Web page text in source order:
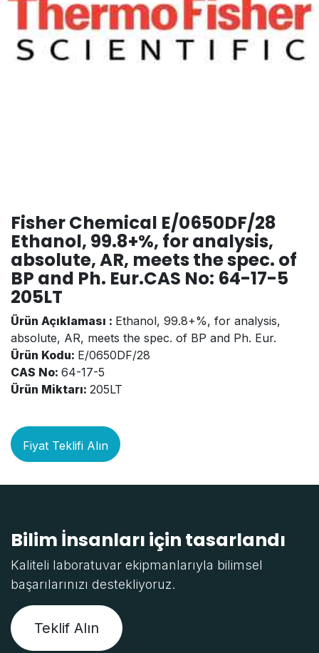
Fisher Chemical E/0650DF/28
Ethanol, 99.8+%, for analysis,
absolute, AR, meets the spec. of
BP and Ph. Eur.CAS No: 64-17-5
205LT
Ürün Açıklaması : Ethanol, 99.8+%, for analysis,
absolute, AR, meets the spec. of BP and Ph. Eur.
Ürün Kodu: E/0650DF/28
CAS No: 64-17-5
Ürün Miktarı: 205LT
Fiyat Teklifi Alın
Bilim İnsanları için tasarlandı
Kaliteli laboratuvar ekipmanlarıyla bilimsel
başarılarınızı destekliyoruz.
Teklif Alın